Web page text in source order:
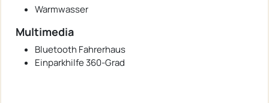
Warmwasser
Multimedia
Bluetooth Fahrerhaus
Einparkhilfe 360-Grad